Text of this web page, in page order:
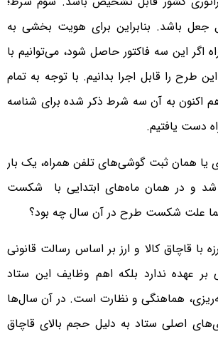
جعل باشد. بنابراین برای هویت بخشی به
اگر این سه فاکتور حاصل شود، می‌توانیم با
طرح را قابل اجرا بدانیم. با توجه به تمام
اکنون به آن سه شرط ذکر شده برای شناسه
دست یافتیم.
همان ثبت گوشی‌های تلفن همراه، یک بار
اجرایی شد و در همان ماه‌های ابتدایی با شکست
علت شکست طرح در آن سال چه بود؟
با قاچاق کالا و ارز بر اساس رسالت قانونی
بر عهده ندارد بلکه اهم وظایف این ستاد
هماهنگی و نظارت است. در آن سال‌ها
اصلی ستاد به دلیل حجم بالای قاچاق